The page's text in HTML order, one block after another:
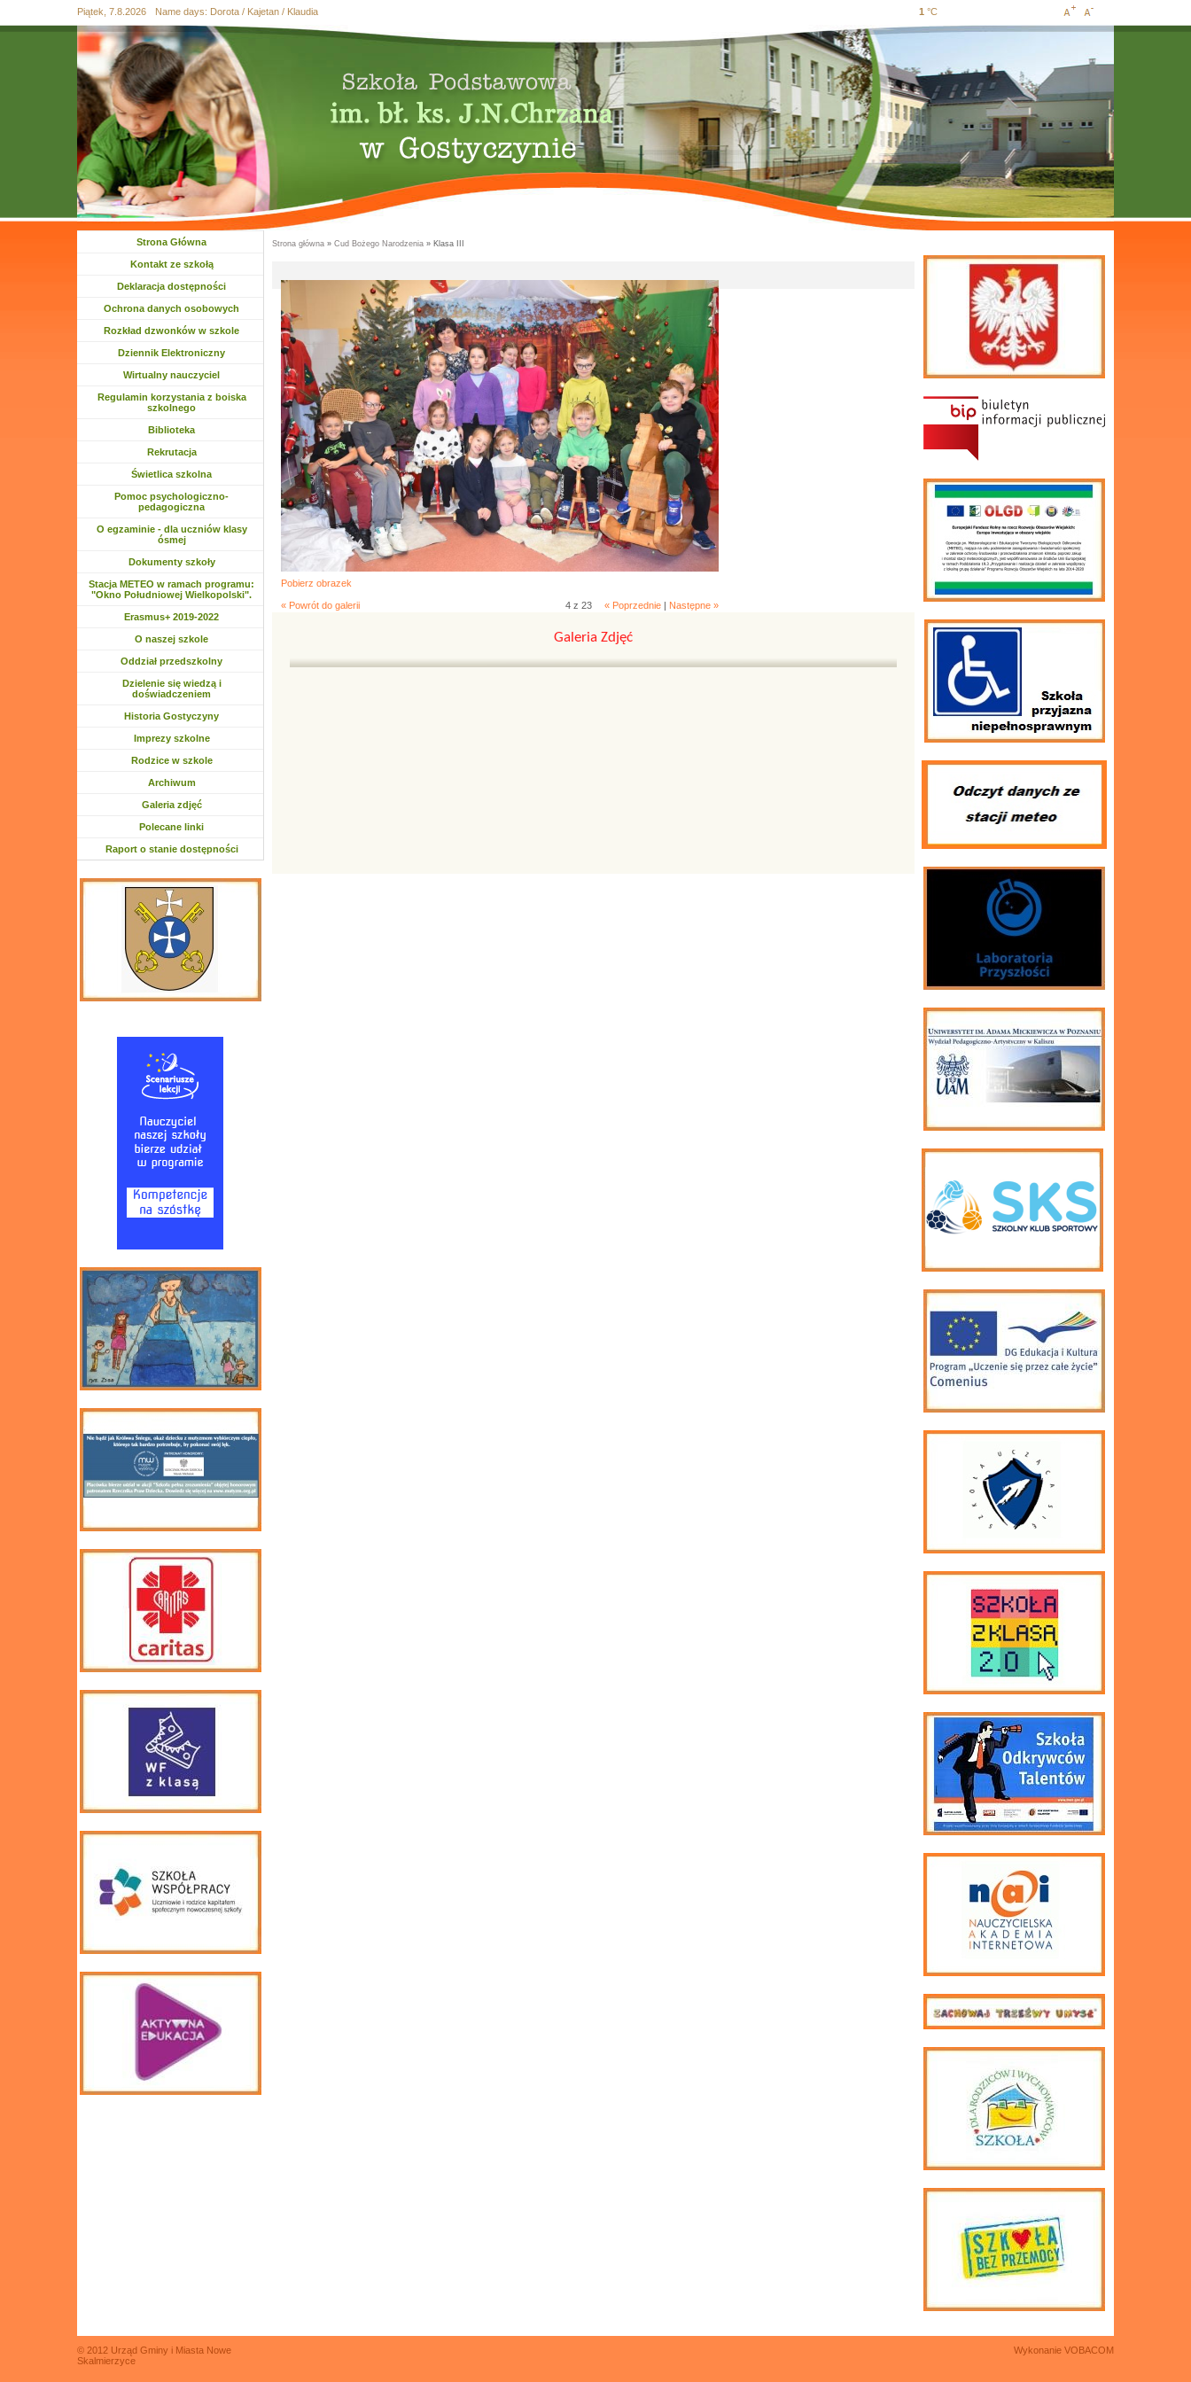
Przejdź
Przejdź do
wyszukiwania
Skip
Przejdź
Przejdź
Piątek, 7.8.2026 Name days: Dorota / Kajetan / Klaudia 1 °C IncreaseDecrease
Strona Główna
Kontakt ze szkołą
Deklaracja dostępności
Ochrona danych osobowych
Rozkład dzwonków w szkole
Dziennik Elektroniczny
Wirtualny nauczyciel
Regulamin korzystania z boiska
szkolnego
Biblioteka
Rozwiń menu
Rekrutacja
Rozwiń menu
Świetlica szkolna
Rozwiń menu
Pomoc psychologiczno-
pedagogiczna
O egzaminie - dla uczniów klasy
ósmej
Dokumenty szkoły
Stacja METEO w ramach programu:
"Okno Południowej Wielkopolski".
Rozwiń menu
Erasmus+ 2019-2022
Rozwiń menu
O naszej szkole
Rozwiń menu
Oddział przedszkolny
Rozwiń menu
Dzielenie się wiedzą i
doświadczeniem
Historia Gostyczyny
Rozwiń menu
Imprezy szkolne
Rozwiń menu
Rodzice w szkole
Rozwiń menu
Archiwum
Galeria zdjęć
Polecane linki
Raport o stanie dostępności
Strona główna » Cud Bożego Narodzenia » Klasa III
Pobierz obrazek
« Powrót do galerii 4 z 23 « Poprzednie| Następne »
Galeria Zdjęć
© 2012 Urząd Gminy i Miasta Nowe
Skalmierzyce
Wykonanie VOBACOM